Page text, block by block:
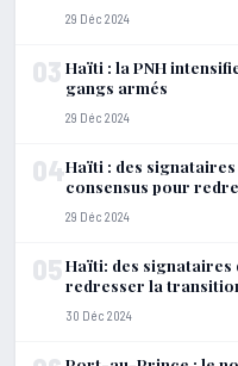
29 Déc 2024
03 Haïti : la PNH
gangs armés
29 Déc 2024
04Haïti : des signataires
consensus pour
29 Déc 2024
05Haïti: des signataires
redresser la
30 Déc 2024